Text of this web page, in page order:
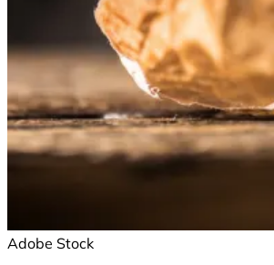
Adobe Stock